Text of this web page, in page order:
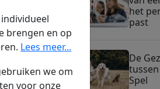
het
past
De
Spel
brengen en op
Lees meer...
we om
voor onze